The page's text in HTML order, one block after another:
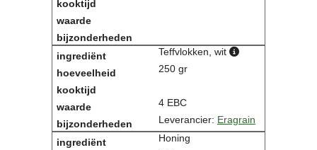
Teffvlokken, wit
250 gr
4 EBC
Leverancier: Eragrain
Honing
Video
Sponsoren
Inloggen